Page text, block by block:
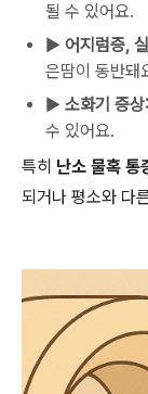
될 수 있어요.
▶ 어지럼증,
은땀이 동반돼
▶ 소화기 증상:
수 있어요.
특히 난소 물혹 통
되거나 평소와 다